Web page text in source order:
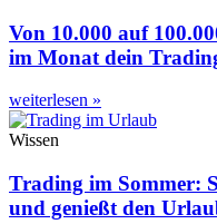
Von 10.000 auf
im Monat dein
weiterlesen »
Wissen
Trading im Sommer:
und genießt den